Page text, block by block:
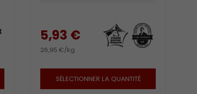
5,93 €
26,95 €/kg
SÉLECTIONNER LA QUANTITÉ